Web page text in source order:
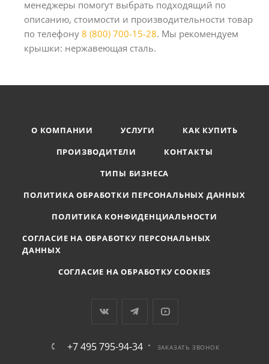
менеджеры помогут выбрать подходящий по
описанию, стоимости и производительности товар
по телефону 8 (800) 700-15-28. Мы рекомендуем
крышки: нержавеющая сталь.
О КОМПАНИИ УСЛУГИ
КАК КУПИТЬ
ПРОИЗВОДИТЕЛИ
КОНТАКТЫ
ТИПЫ БИЗНЕСА
ПОЛИТИКА ОБРАБОТКИ ПЕРСОНАЛЬНЫХ ДАННЫХ
ПОЛИТИКА КОНФИДЕНЦИАЛЬНОСТИ
СОГЛАСИЕ НА ОБРАБОТКУ ПЕРСОНАЛЬНЫХ
ДАННЫХ
СОГЛАСИЕ НА ОБРАБОТКУ COOKIES
+7 495 795-94-34 ЗАКАЗАТЬ ЗВОНОК